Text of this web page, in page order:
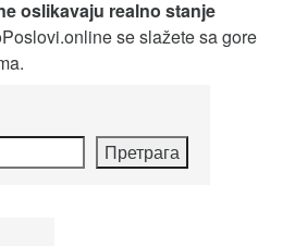
oslikavaju realno stanje
se slažete sa gore
Претрага